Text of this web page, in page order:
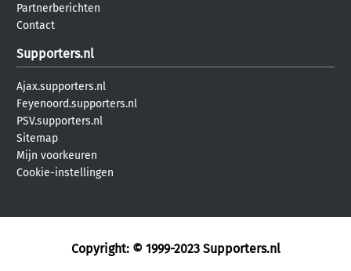
Partnerberichten
Contact
Supporters.nl
Ajax.supporters.nl
Feyenoord.supporters.nl
PSV.supporters.nl
Sitemap
Mijn voorkeuren
Cookie-instellingen
Copyright: © 1999-2023 Supporters.nl